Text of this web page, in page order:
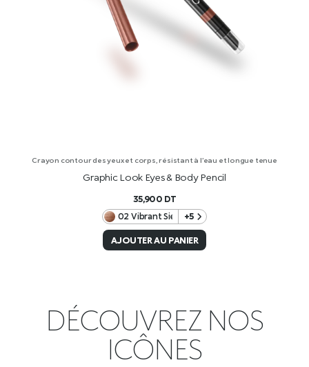
Crayon contour des yeux et corps, résistant à l’eau et longue tenue
Graphic Look Eyes & Body Pencil
35,900 DT
02 Vibrant Sienna+5
AJOUTER AU PANIER
DÉCOUVREZ NOS
ICÔNES